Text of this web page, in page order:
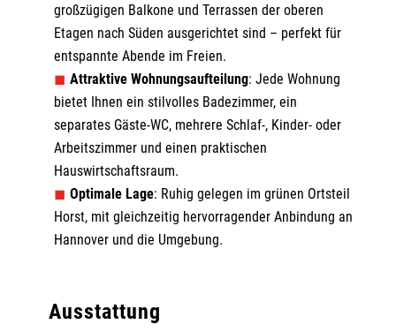
großzügigen Balkone und Terrassen der oberen
Etagen nach Süden ausgerichtet sind – perfekt für
entspannte Abende im Freien.
Attraktive Wohnungsaufteilung: Jede Wohnung
bietet Ihnen ein stilvolles Badezimmer, ein
separates Gäste-WC, mehrere Schlaf-, Kinder- oder
Arbeitszimmer und einen praktischen
Hauswirtschaftsraum.
Optimale Lage: Ruhig gelegen im grünen Ortsteil
Horst, mit gleichzeitig hervorragender Anbindung an
Hannover und die Umgebung.
Ausstattung